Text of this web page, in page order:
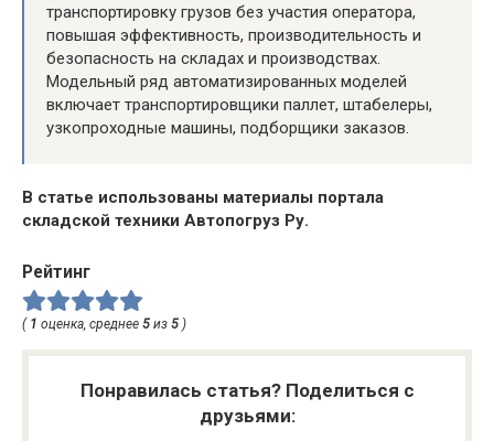
транспортировку грузов без участия оператора,
повышая эффективность, производительность и
безопасность на складах и производствах.
Модельный ряд автоматизированных моделей
включает транспортировщики паллет, штабелеры,
узкопроходные машины, подборщики заказов.
В статье использованы материалы портала
складской техники Автопогруз Ру.
Рейтинг
( 1 оценка, среднее 5 из 5 )
Понравилась статья? Поделиться с
друзьями: